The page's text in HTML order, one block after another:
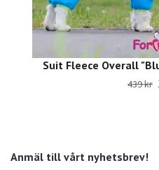
Anmäl till vårt nyhetsbrev!
Suit Fleece Overall
439 kr